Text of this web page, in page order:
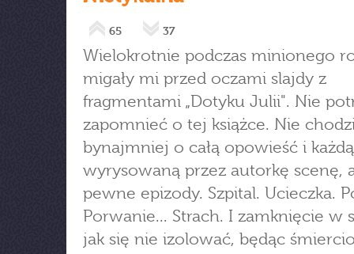
65 37
Wielokrotnie podczas minionego
migały mi przed oczami slajdy z
fragmentami „Dotyku Julii". Nie
zapomnieć o tej książce. Nie
bynajmniej o całą opowieść i każdą
wyrysowaną przez autorkę scenę,
pewne epizody. Szpital. Ucieczka.
Porwanie... Strach. I zamknięcie w
jak się nie izolować, będąc